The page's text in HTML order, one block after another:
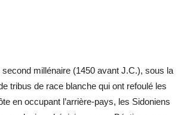
millénaire (1450 avant J.C.), sous la
tribus de race blanche qui ont refoulé les
en occupant l’arrière-pays, les Sidoniens